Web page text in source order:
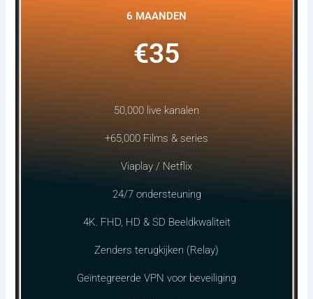
6 MAANDEN
€35
50,000 live kanalen
+65,000 Films & series
Viaplay / Netflix
24/7 ondersteuning
4K. FHD, HD & SD Beeldkwaliteit
Zenders terugkijken (Relay)
Geïntegreerde VPN voor beveiliging